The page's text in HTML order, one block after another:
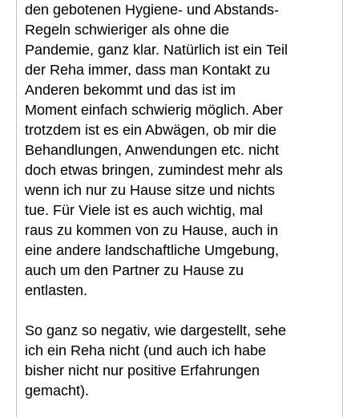
den gebotenen Hygiene- und Abstands-
Regeln schwieriger als ohne die
Pandemie, ganz klar. Natürlich ist ein Teil
der Reha immer, dass man Kontakt zu
Anderen bekommt und das ist im
Moment einfach schwierig möglich. Aber
trotzdem ist es ein Abwägen, ob mir die
Behandlungen, Anwendungen etc. nicht
doch etwas bringen, zumindest mehr als
wenn ich nur zu Hause sitze und nichts
tue. Für Viele ist es auch wichtig, mal
raus zu kommen von zu Hause, auch in
eine andere landschaftliche Umgebung,
auch um den Partner zu Hause zu
entlasten.
So ganz so negativ, wie dargestellt, sehe
ich ein Reha nicht (und auch ich habe
bisher nicht nur positive Erfahrungen
gemacht).